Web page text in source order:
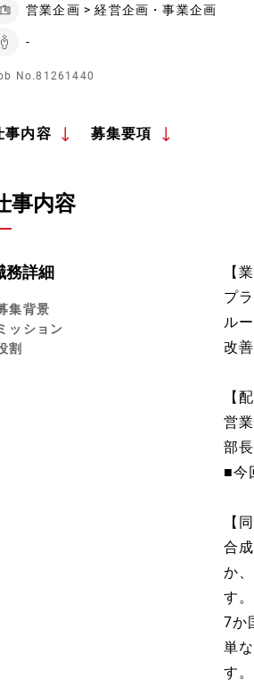
営業企画 > 経営企画・事業企画
-
No.81261440
事内容 募集要項
事内容
務詳細
集背景
ッション
割
【
プ
ル
改
【
営
部
■今
【
合
か
す。
7か
単
す。